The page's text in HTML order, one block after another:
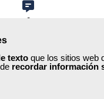
texto que los sitios web
recordar información
0
40% DTO.